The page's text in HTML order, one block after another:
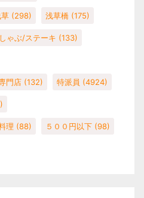
(298) 浅草橋 (175)
ゃぶ/ステーキ (133)
門店 (132) 特派員 (4924)
理 (88) ５００円以下 (98)